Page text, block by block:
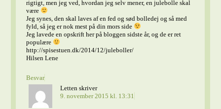
rigtigt, men jeg ved, hvordan jeg selv mener, en julebolle skal
være
Jeg synes, den skal laves af en fed og sød bolledej og så med
fyld, så jeg er nok mest på din mors side
Jeg lavede en opskrift her på bloggen sidste år, og de er ret
populære
http://spisestuen.dk/2014/12/juleboller/
Hilsen Lene
Besvar
Letten skriver
9. november 2015 kl. 13:31